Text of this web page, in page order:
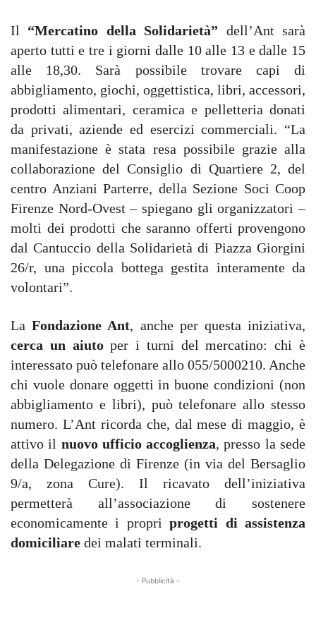
Il “Mercatino della Solidarietà” dell’Ant sarà
aperto tutti e tre i giorni dalle 10 alle 13 e dalle 15
alle 18,30. Sarà possibile trovare capi di
abbigliamento, giochi, oggettistica, libri, accessori,
prodotti alimentari, ceramica e pelletteria donati
da privati, aziende ed esercizi commerciali. “La
manifestazione è stata resa possibile grazie alla
collaborazione del Consiglio di Quartiere 2, del
centro Anziani Parterre, della Sezione Soci Coop
Firenze Nord-Ovest – spiegano gli organizzatori –
molti dei prodotti che saranno offerti provengono
dal Cantuccio della Solidarietà di Piazza Giorgini
26/r, una piccola bottega gestita interamente da
volontari”.
La Fondazione Ant, anche per questa iniziativa,
cerca un aiutoper i turni del mercatino: chi è
interessato può telefonare allo 055/5000210. Anche
chi vuole donare oggetti in buone condizioni (non
abbigliamento e libri), può telefonare allo stesso
numero. L’Ant ricorda che, dal mese di maggio, è
attivo il nuovo ufficio accoglienza, presso la sede
della Delegazione di Firenze (in via del Bersaglio
9/a, zona Cure). Il ricavato dell’iniziativa
permetterà all’associazione di sostenere
economicamente i propri progetti di assistenza
domiciliare dei malati terminali.
- Pubblicità -